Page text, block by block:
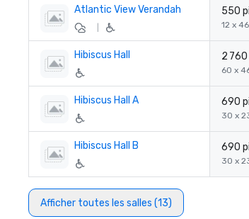
Atlantic View Verandah 550
12 x
Hibiscus Hall 2 760
60 x
Hibiscus Hall A 690
30 x
Hibiscus Hall B 690
30 x
Afficher toutes les salles (13)